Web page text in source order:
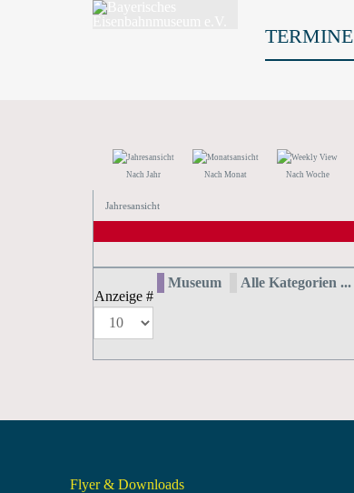
TERMINE
Nach Jahr Nach Monat Nach Woche
Jahresansicht
Anzeige #
Museum Alle Kategorien ...
Flyer & Downloads